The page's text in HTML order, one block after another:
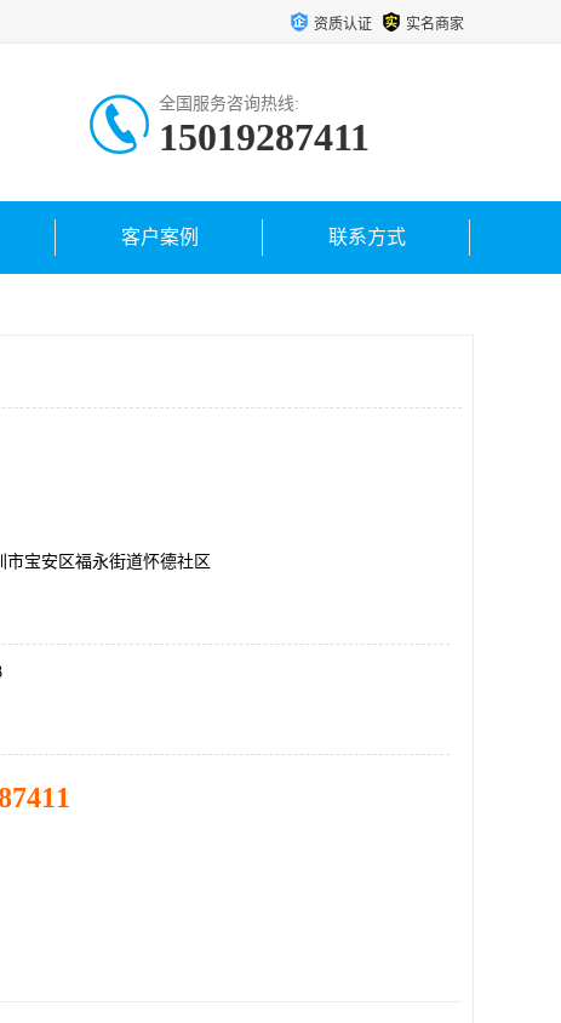
资质认证 实名商家
全国服务咨询热线:
15019287411
客户案例 联系方式
市宝安区福永街道怀德社区